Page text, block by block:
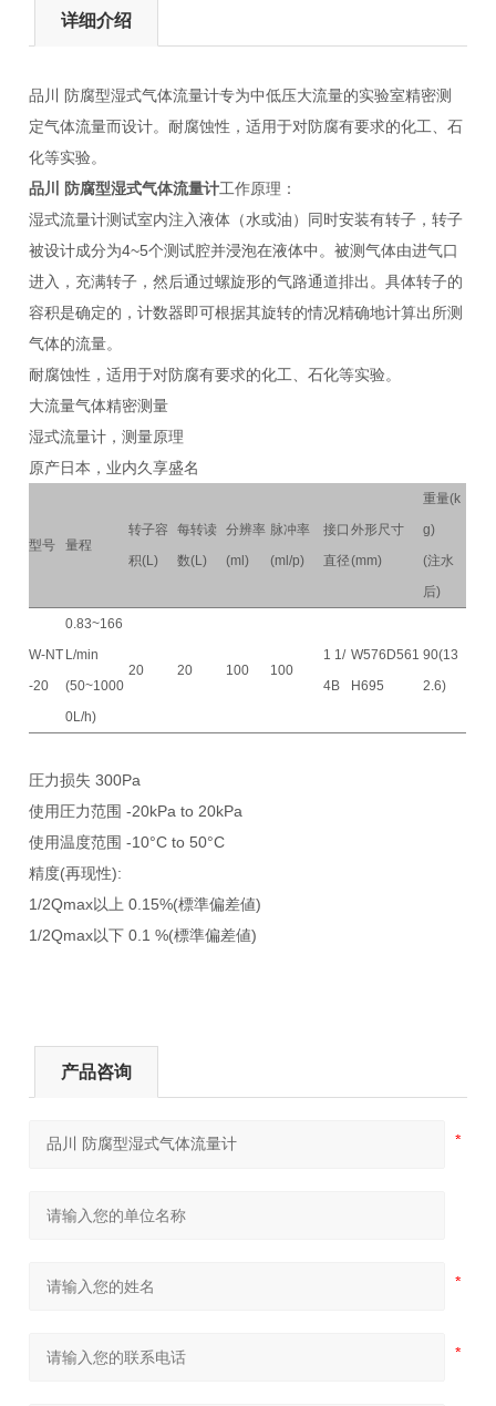
详细介绍
品川 防腐型湿式气体流量计专为中低压大流量的实验室精密测
定气体流量而设计。耐腐蚀性，适用于对防腐有要求的化工、石
化等实验。
品川 防腐型湿式气体流量计工作原理：
湿式流量计测试室内注入液体（水或油）同时安装有转子，转子
被设计成分为4~5个测试腔并浸泡在液体中。被测气体由进气口
进入，充满转子，然后通过螺旋形的气路通道排出。具体转子的
容积是确定的，计数器即可根据其旋转的情况精确地计算出所测
气体的流量。
耐腐蚀性，适用于对防腐有要求的化工、石化等实验。
大流量气体精密测量
湿式流量计，测量原理
原产日本，业内久享盛名
型号 量程
转子容
积(L)
每转读
数(L)
分辨率
(ml)
脉冲率
(ml/p)
接口
直径
外形尺寸
(mm)
重量(k
g)
(注水
后)
W-NT
-20
0.83~166
L/min
(50~1000
0L/h)
20 20 100 100
1 1/
4B
W576D561
H695
90(13
2.6)
圧力损失 300Pa
使用圧力范围 -20kPa to 20kPa
使用温度范围 -10°C to 50°C
精度(再现性):
1/2Qmax以上 0.15%(標準偏差値)
1/2Qmax以下 0.1 %(標準偏差値)
产品咨询